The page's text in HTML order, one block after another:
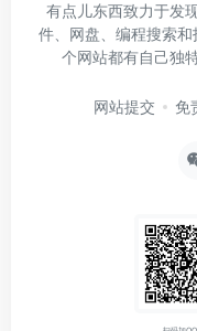
有点儿东西致力于发
件、网盘、编程搜索
个网站都有自己独
网站提交 免